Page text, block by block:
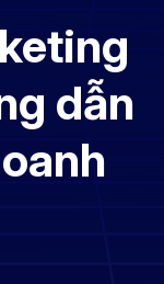
dẫn